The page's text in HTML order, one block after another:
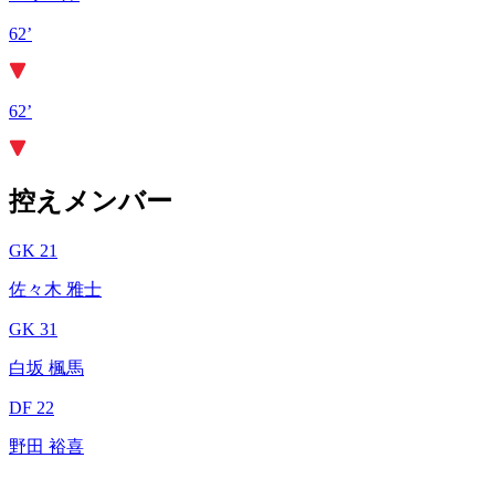
62’
62’
控えメンバー
GK 21
佐々木 雅士
GK 31
白坂 楓馬
DF 22
野田 裕喜